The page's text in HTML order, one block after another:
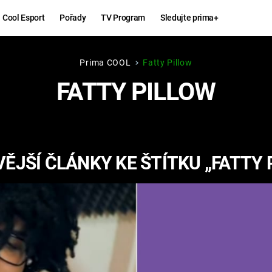
Cool Esport Pořady TV Program Sledujte prima+
Hry
KINGDOM
COME:
DELIVERANCE
ESPORT
KOMEDIE
Prima COOL Fatty Pillow
FATTY PILLOW
ČLÁNKY KE ŠTÍTKU „FATTY